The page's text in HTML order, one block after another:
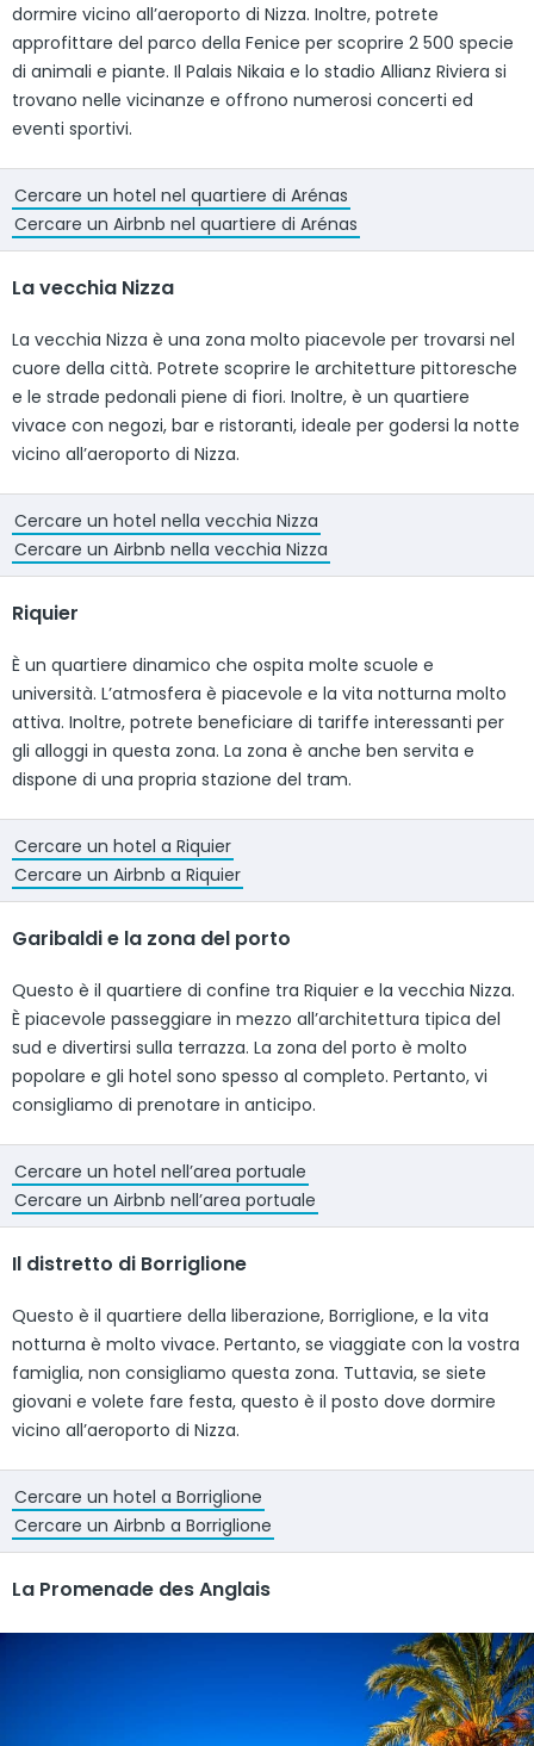
dormire vicino all’aeroporto di Nizza. Inoltre, potrete
approfittare del parco della Fenice per scoprire 2 500 specie
di animali e piante. Il Palais Nikaia e lo stadio Allianz Riviera si
trovano nelle vicinanze e offrono numerosi concerti ed
eventi sportivi.
Cercare un hotel nel quartiere di Arénas
Cercare un Airbnb nel quartiere di Arénas
La vecchia Nizza
La vecchia Nizza è una zona molto piacevole per trovarsi nel
cuore della città. Potrete scoprire le architetture pittoresche
e le strade pedonali piene di fiori. Inoltre, è un quartiere
vivace con negozi, bar e ristoranti, ideale per godersi la notte
vicino all’aeroporto di Nizza.
Cercare un hotel nella vecchia Nizza
Cercare un Airbnb nella vecchia Nizza
Riquier
È un quartiere dinamico che ospita molte scuole e
università. L’atmosfera è piacevole e la vita notturna molto
attiva. Inoltre, potrete beneficiare di tariffe interessanti per
gli alloggi in questa zona. La zona è anche ben servita e
dispone di una propria stazione del tram.
Cercare un hotel a Riquier
Cercare un Airbnb a Riquier
Garibaldi e la zona del porto
Questo è il quartiere di confine tra Riquier e la vecchia Nizza.
È piacevole passeggiare in mezzo all’architettura tipica del
sud e divertirsi sulla terrazza. La zona del porto è molto
popolare e gli hotel sono spesso al completo. Pertanto, vi
consigliamo di prenotare in anticipo.
Cercare un hotel nell’area portuale
Cercare un Airbnb nell’area portuale
Il distretto di Borriglione
Questo è il quartiere della liberazione, Borriglione, e la vita
notturna è molto vivace. Pertanto, se viaggiate con la vostra
famiglia, non consigliamo questa zona. Tuttavia, se siete
giovani e volete fare festa, questo è il posto dove dormire
vicino all’aeroporto di Nizza.
Cercare un hotel a Borriglione
Cercare un Airbnb a Borriglione
La Promenade des Anglais